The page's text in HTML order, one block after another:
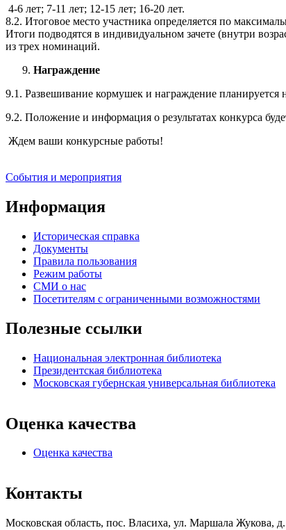
4-6 лет; 7-11 лет; 12-15 лет; 16-20 лет.
8.2. Итоговое место участника определяется по
Итоги подводятся в индивидуальном зачете (внутри
из трех номинаций.
Награждение
9.1. Развешивание кормушек и награждение планируется
9.2. Положение и информация о результатах конкурса
Ждем ваши конкурсные работы!
События и мероприятия
Информация
Историческая справка
Документы
Правила пользования
Режим работы
СМИ о нас
Посетителям с ограниченными возможностями
Полезные ссылки
Национальная электронная библиотека
Президентская библиотека
Московская губернская универсальная библиотека
Оценка качества
Оценка качества
Контакты
Московская область, пос. Власиха, ул. Маршала Жукова,